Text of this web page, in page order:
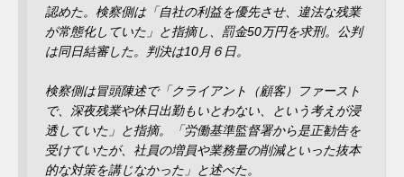
認めた。検察側は「自社の利益を優先させ、違法な残業
が常態化していた」と指摘し、罰金50万円を求刑。公判
は同日結審した。判決は10月６日。
検察側は冒頭陳述で「クライアント（顧客）ファースト
で、深夜残業や休日出勤もいとわない、という考えが浸
透していた」と指摘。「労働基準監督署から是正勧告を
受けていたが、社員の増員や業務量の削減といった抜本
的な対策を講じなかった」と述べた。